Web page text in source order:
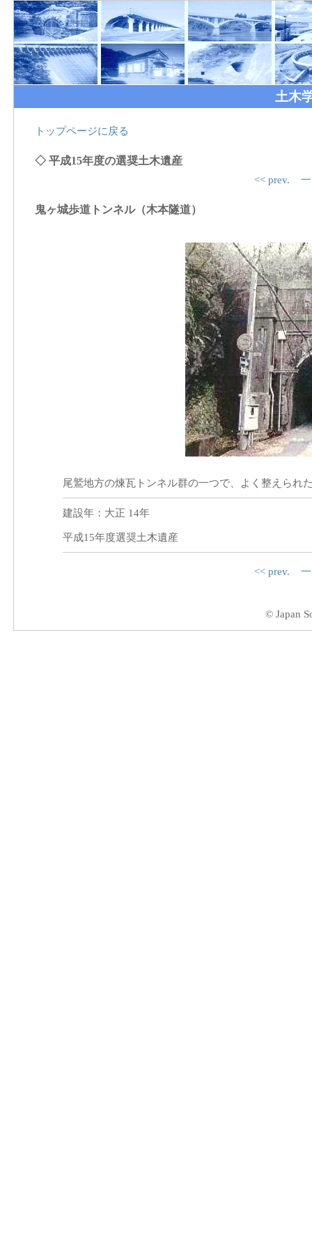
土木
トップページに戻る
◇ 平成15年度の選奨土木遺産
<< prev.
鬼ヶ城歩道トンネル（木本隧道）
尾鷲地方の煉瓦トンネル群の一つで、よく整えられ
建設年：大正 14年
平成15年度選奨土木遺産
<< prev.
© Japan